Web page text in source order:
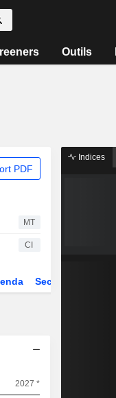
Outils
PDF
MT
CI
Secteur
2027 *
Indices